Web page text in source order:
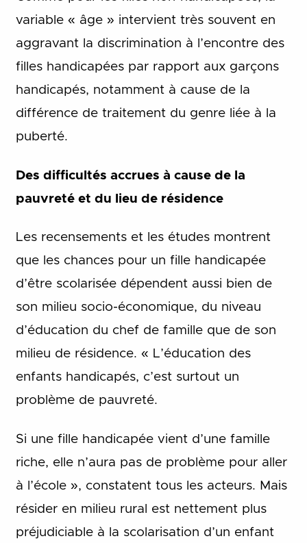
variable « âge » intervient très souvent en
aggravant la discrimination à l’encontre des
filles handicapées par rapport aux garçons
handicapés, notamment à cause de la
différence de traitement du genre liée à la
puberté.
Des difficultés accrues à cause de la
pauvreté et du lieu de résidence
Les recensements et les études montrent
que les chances pour un fille handicapée
d’être scolarisée dépendent aussi bien de
son milieu socio-économique, du niveau
d’éducation du chef de famille que de son
milieu de résidence. « L’éducation des
enfants handicapés, c’est surtout un
problème de pauvreté.
Si une fille handicapée vient d’une famille
riche, elle n’aura pas de problème pour aller
à l’école », constatent tous les acteurs. Mais
résider en milieu rural est nettement plus
préjudiciable à la scolarisation d’un enfant